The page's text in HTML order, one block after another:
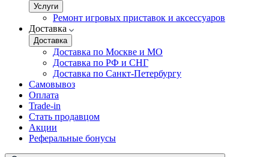
Услуги
Ремонт игровых приставок и аксессуаров
Доставка
Доставка
Доставка по Москве и МО
Доставка по РФ и СНГ
Доставка по Санкт-Петербургу
Самовывоз
Оплата
Trade-in
Стать продавцом
Акции
Реферальные бонусы